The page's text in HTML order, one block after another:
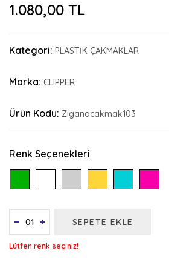
1.080,00 TL
Kategori: PLASTİK ÇAKMAKLAR
Marka: CLIPPER
Ürün Kodu: Ziganacakmak103
Renk Seçenekleri
SEPETE EKLE
Lütfen renk seçiniz!